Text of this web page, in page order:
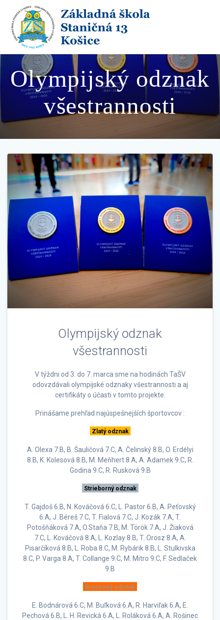
to
content
Olympijský odznak
všestrannosti
Olympijský odznak
všestrannosti
V týždni od 3. do 7. marca sme na hodinách TaŠV
odovzdávali olympijské odznaky všestrannosti a aj
certifikáty o účasti v tomto projekte.
Prinášame prehľad najúspešnejších športovcov :
Zlatý odznak
A. Olexa 7.B, B. Šauličová 7.C, A. Čelinský 8.B, O. Erdélyi
8.B, K. Kolesová 8.B, M. Meňhert 8.A, A. Adamek 9.C, R.
Godina 9.C, R. Rusková 9.B
Strieborný odznak
T. Gajdoš 6.B, N. Kováčová 6.C, L. Pastor 6.B, A. Peťovský
6.A, J. Béreš 7.C, T. Fialová 7.C, J. Kozák 7.A, T.
Potošňáková 7.A, O.Staňa 7.B, M. Török 7.A, J. Žiaková
7.C, L. Kováčová 8.A, L. Kozlay 8.B, T. Orosz 8.A, A.
Pisarčíková 8.B, L. Roba 8.C, M. Rybárik 8.B, L. Stulkivska
8.C, P. Varga 8.A, T. Collange 9.C, M. Mitro 9.C, F. Sedlaček
9.B
Bronzový odznak
E. Bodnárová 6.C, M. Buľková 6.A, R. Harviľak 6.A, E.
Pechová 6.B, L. H. Revická 6.A, L. Roláková 6.A, A. Rošinec